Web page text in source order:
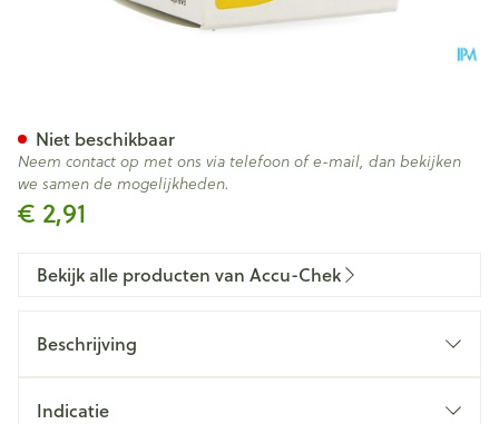
€ 2,91
Niet beschikbaar
Neem contact op met ons via telefoon of e-mail, dan bekijken
we samen de mogelijkheden.
Bekijk alle producten van Accu-Chek
Beschrijving
Indicatie